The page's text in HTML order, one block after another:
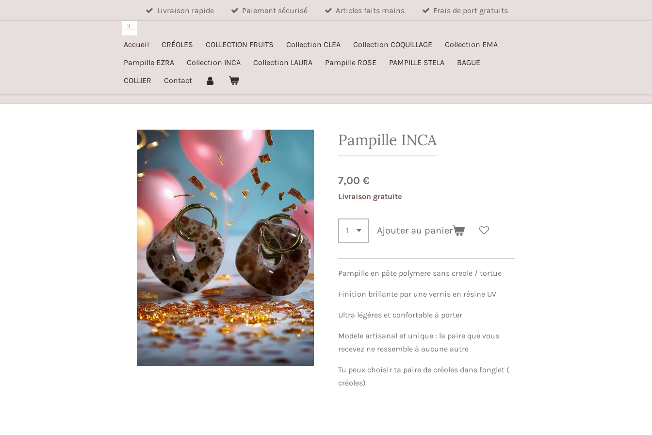
Livraison rapide Paiement sécurisé Articles faits mains Frais de port gratuits
Accueil CRÉOLES COLLECTION FRUITS Collection CLEA Collection COQUILLAGE
Collection EMA
Pampille EZRA
Collection INCA Collection LAURA Pampille ROSE PAMPILLE STELA
BAGUE
COLLIER
Contact
Pampille INCA
7,00 €
Livraison gratuite
Ajouter au panier
Pampille en pâte polymere sans creole / tortue
Finition brillante par une vernis en résine UV
Ultra légères et confortable à porter
Modele artisanal et unique : la paire que vous
recevez ne ressemble à aucune autre
Tu peux choisir ta paire de créoles dans l'onglet (
créoles)